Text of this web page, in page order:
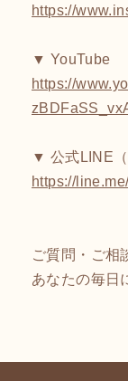
https://
▼ YouTube
https://
▼ 公式LINE（
https://
ご質問・ご相
あなたの毎日